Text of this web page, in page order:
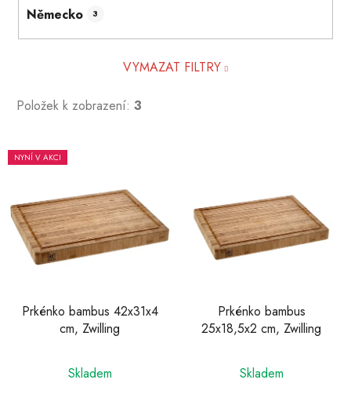
Německo 3
VYMAZAT FILTRY
Položek k zobrazení: 3
V
ý
i
s
NYNÍ V AKCI
Prkénko bambus 42x31x4
cm, Zwilling
hodnocení
Skladem
Prkénko bambus
25x18,5x2 cm, Zwilling
hodnocení
Skladem